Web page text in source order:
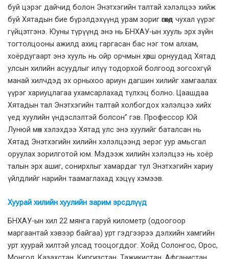
буй цэрэг дайчид болон Энэтхэгийн талтай хэлэлцээ хийж
буй Хятадын бие бүрэлдэхүүнд урам зориг өгөхөд чухал үүрэг
гүйцэтгэнэ. Юуны түрүүнд энэ нь БНХАУ-ын хууль эрх зүйн
тогтолцооны ажилд ахиц гаргасан бас нэг том алхам,
хоёрдугаарт энэ хууль нь ойр орчмын хөрш орнуудад Хятад
улсын хилийн асуудлыг илүү тодорхой болгоод зогсохгүй
манай хилчдэд эх орныхоо ариун дагшин хилийг хамгаалах
үүрэг хариуцлагаа ухамсарлахад түлхэц болно. Цаашдаа
Хятадын тал Энэтхэгийн талтай холбогдох хэлэлцээ хийх
үед хуулийн үндэслэлтэй болсон” гэв. Профессор Юй
Лунюй мөн хэлэхдээ Хятад улс энэ хуулийг баталсан нь
Хятад Энэтхэгийн хилийн хэлэлцээнд эерэг уур амьсгал
оруулах зорилготой юм. Мэдээж хилийн хэлэлцээ нь хоёр
талын эрх ашиг, сонирхлыг хамардаг тул Энэтхэгийн хариу
үйлдлийг нарийн таамаглахад хэцүү хэмээв.
Хуурай хилийн хуулийн зарим эрсдлүүд
БНХАУ-ын хил 22 мянга гаруй километр (одоогоор
маргаантай хэвээр байгаа) урт гэдгээрээ дэлхийн хамгийн
урт хуурай хилтэй улсад тооцогддог. Хойд Солонгос, Орос,